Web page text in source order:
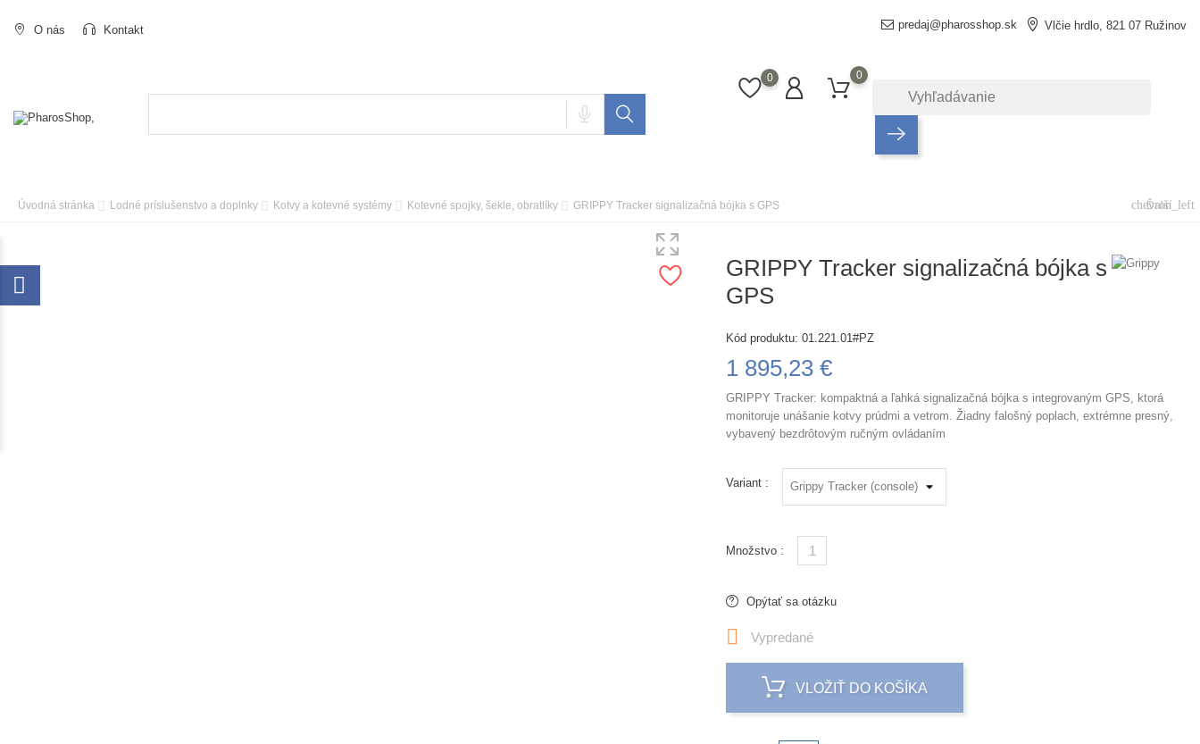
O nás Kontakt predaj@pharosshop.sk Vlčie hrdlo, 821 07 Ružinov
0 0
Úvodná stránka Lodné príslušenstvo a doplnky Kotvy a kotevné systémy Kotevné spojky, šekle, obratlíky GRIPPY Tracker signalizačná bójka s GPS chevron_left
Ďalší
GRIPPY Tracker signalizačná bójka s
GPS
Kód produktu: 01.221.01#PZ
1 895,23 €
GRIPPY Tracker: kompaktná a ľahká signalizačná bójka s integrovaným GPS, ktorá
monitoruje unášanie kotvy prúdmi a vetrom. Žiadny falošný poplach, extrémne presný,
vybavený bezdrôtovým ručným ovládaním
Variant :
Množstvo :
Opýtať sa otázku
 Vypredané
VLOŽIŤ DO KOŠÍKA